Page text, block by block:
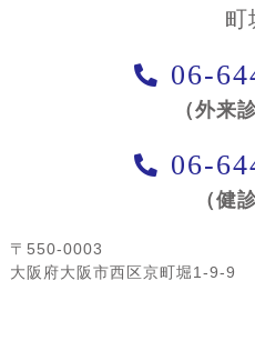
町
06-
（外来
06-
（健
〒550-0003
大阪府大阪市西区京町堀1-9-9